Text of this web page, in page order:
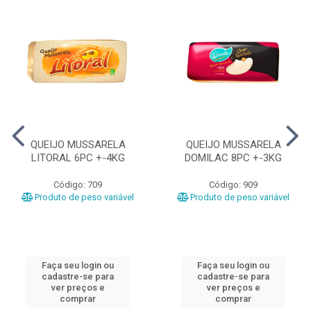
QUEIJO MUSSARELA
LITORAL 6PC +-4KG
Código: 709
Produto de peso variável
Faça seu login ou
cadastre-se para
ver preços e
comprar
QUEIJO MUSSARELA
DOMILAC 8PC +-3KG
Código: 909
Produto de peso variável
Faça seu login ou
cadastre-se para
ver preços e
comprar